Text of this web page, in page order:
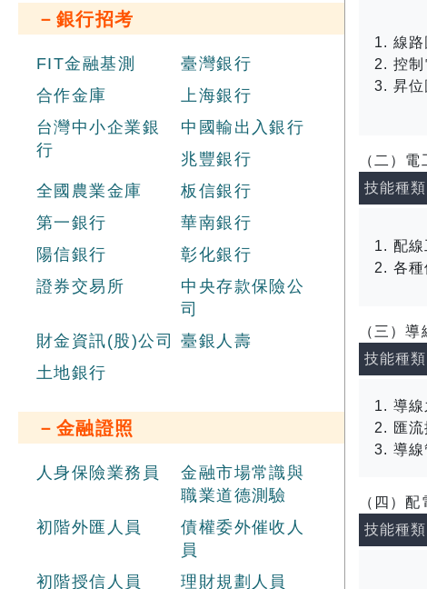
－銀行招考
FIT金融基測
臺灣銀行
合作金庫
上海銀行
台灣中小企業銀
行
中國輸出入銀行
兆豐銀行
全國農業金庫
板信銀行
第一銀行
華南銀行
陽信銀行
彰化銀行
證券交易所
中央存款保險公
司
財金資訊(股)公司
臺銀人壽
土地銀行
－金融證照
人身保險業務員
金融市場常識與
職業道德測驗
初階外匯人員
債權委外催收人
員
初階授信人員
理財規劃人員
線路
控制
昇位
（二）
技能種類
配線
各種
（三）
技能種類
導線
匯
導
（四）
技能種類